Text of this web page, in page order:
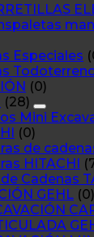
Especiales
(0)
(28)
Mini
(0)
de
HITACHI
Cadenas
GEHL (0)